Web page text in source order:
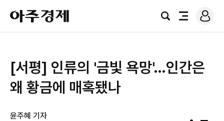
아
주
경
검
전
로
그
[서평] 인류의 '금빛 욕망'…인간은
왜 황금에 매혹됐나
윤주혜 기자